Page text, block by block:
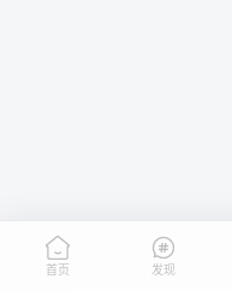
首页 发现